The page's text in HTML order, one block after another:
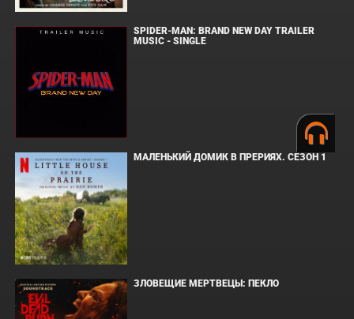
SPIDER-MAN: BRAND NEW DAY TRAILER
MUSIC - SINGLE
МАЛЕНЬКИЙ ДОМИК В ПРЕРИЯХ. СЕЗОН 1
ЗЛОВЕЩИЕ МЕРТВЕЦЫ: ПЕКЛО